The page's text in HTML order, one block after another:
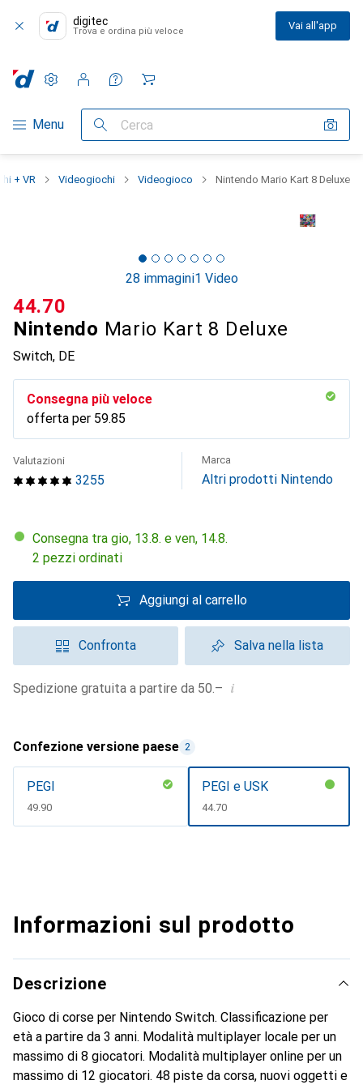
digitec
Trova e ordina più veloce Vai all'app
Categoria Navigazione
Menu Cerca
Impostazioni
Conto cliente
Liste di confronto
Liste dei desideri
Carrello
+ VR Videogiochi Videogioco Nintendo Mario Kart 8 Deluxe
28 immagini1 Video
Nintendo Mario Kart 8 Deluxe
Switch, DE
CHF
44.70
Consegna più veloce
offerta per CHF
59.85
3255
Valutazioni Marca
Altri prodotti Nintendo
Consegna tra gio, 13.8. e ven, 14.8.
2 pezzi ordinati
Aggiungi al carrello
Confronta Salva nella lista
Spedizione gratuita a partire da 50.– i
Confezione versione paese 2
PEGI
CHF
49.90
PEGI e USK
CHF
44.70
Informazioni sul prodotto
Descrizione
Gioco di corse per Nintendo Switch. Classificazione per
età a partire da 3 anni. Modalità multiplayer locale per un
massimo di 8 giocatori. Modalità multiplayer online per un
massimo di 12 giocatori. 48 piste da corsa, nuovi oggetti e